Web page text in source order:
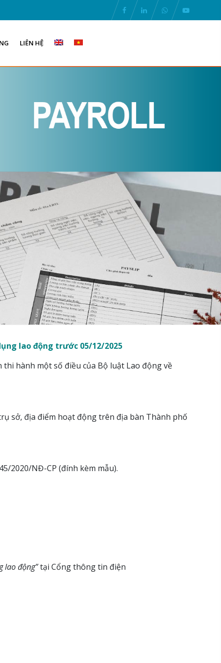
LIÊN HỆ
lao động trước 05/12/2025
hành một số điều của Bộ luật Lao động về
sở, địa điểm hoạt động trên địa bàn Thành phố
2020/NĐ-CP (đính kèm mẫu).
lao động”tại Cổng thông tin điện